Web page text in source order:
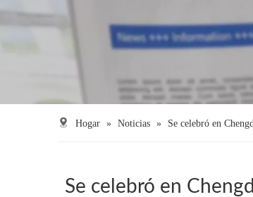
Hogar » Noticias » Se celebró en
Se celebró en